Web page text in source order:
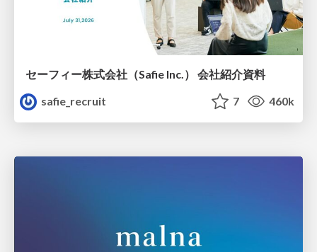
セーフィー株式会社（Safie Inc.） 会社紹介資料
safie_recruit
7 460k